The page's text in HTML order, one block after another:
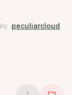
by peculiarcloud